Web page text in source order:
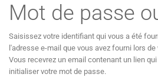
Mot de passe
Saisissez votre identifiant qui vous a été
l'adresse e-mail que vous avez fourni lors
Vous recevrez un email contenant un lien
initialiser votre mot de passe.